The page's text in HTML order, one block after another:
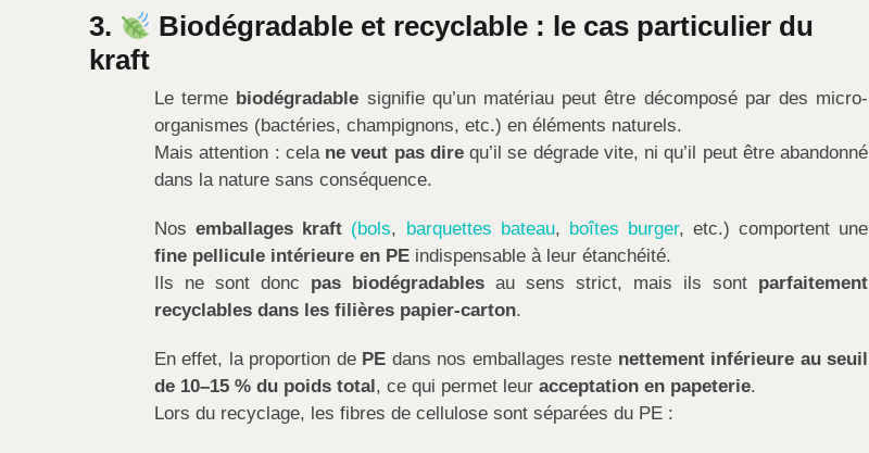
3.
Biodégradable et recyclable : le cas particulier du
kraft
Le terme biodégradable signifie qu’un matériau peut être décomposé par des micro-
organismes (bactéries, champignons, etc.) en éléments naturels.
Mais attention : cela ne veut pas direqu’il se dégrade vite, ni qu’il peut être abandonné
dans la nature sans conséquence.
Nosemballages kraft (bols, barquettes bateau, boîtes burger, etc.) comportent une
fine pellicule intérieure en PE indispensable à leur étanchéité.
Ils ne sont donc pas biodégradables au sens strict, mais ils sont parfaitement
recyclables dans les filières papier-carton.
En effet, la proportion de PE dans nos emballages reste nettement inférieure au seuil
de 10–15 % du poids total, ce qui permet leur acceptation en papeterie.
Lors du recyclage, les fibres de cellulose sont séparées du PE :